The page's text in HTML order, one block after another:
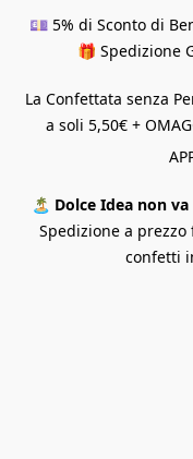
💷 5% di Sconto di
🎁 Spedizione
La Confettata senza
a soli 5,50€ +
🏝️ Dolce Idea non
Spedizione a
confetti